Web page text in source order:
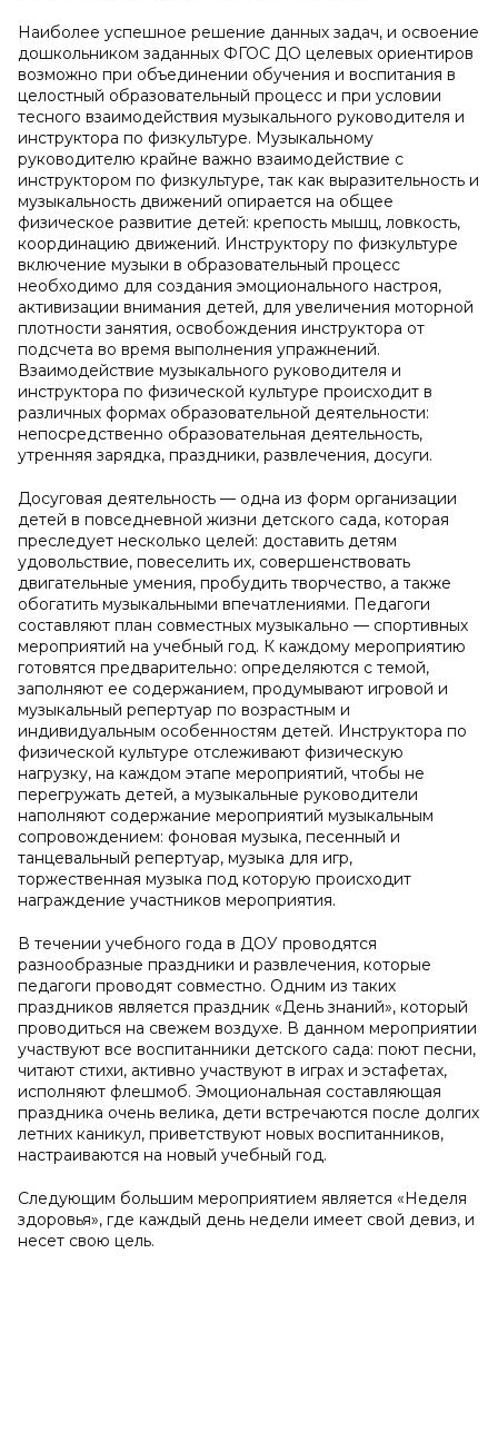
Наиболее успешное решение данных задач, и освоение
дошкольником заданных ФГОС ДО целевых ориентиров
возможно при объединении обучения и воспитания в
целостный образовательный процесс и при условии
тесного взаимодействия музыкального руководителя и
инструктора по физкультуре. Музыкальному
руководителю крайне важно взаимодействие с
инструктором по физкультуре, так как выразительность и
музыкальность движений опирается на общее
физическое развитие детей: крепость мышц, ловкость,
координацию движений. Инструктору по физкультуре
включение музыки в образовательный процесс
необходимо для создания эмоционального настроя,
активизации внимания детей, для увеличения моторной
плотности занятия, освобождения инструктора от
подсчета во время выполнения упражнений.
Взаимодействие музыкального руководителя и
инструктора по физической культуре происходит в
различных формах образовательной деятельности:
непосредственно образовательная деятельность,
утренняя зарядка, праздники, развлечения, досуги.
Досуговая деятельность — одна из форм организации
детей в повседневной жизни детского сада, которая
преследует несколько целей: доставить детям
удовольствие, повеселить их, совершенствовать
двигательные умения, пробудить творчество, а также
обогатить музыкальными впечатлениями. Педагоги
составляют план совместных музыкально — спортивных
мероприятий на учебный год. К каждому мероприятию
готовятся предварительно: определяются с темой,
заполняют ее содержанием, продумывают игровой и
музыкальный репертуар по возрастным и
индивидуальным особенностям детей. Инструктора по
физической культуре отслеживают физическую
нагрузку, на каждом этапе мероприятий, чтобы не
перегружать детей, а музыкальные руководители
наполняют содержание мероприятий музыкальным
сопровождением: фоновая музыка, песенный и
танцевальный репертуар, музыка для игр,
торжественная музыка под которую происходит
награждение участников мероприятия.
В течении учебного года в ДОУ проводятся
разнообразные праздники и развлечения, которые
педагоги проводят совместно. Одним из таких
праздников является праздник «День знаний», который
проводиться на свежем воздухе. В данном мероприятии
участвуют все воспитанники детского сада: поют песни,
читают стихи, активно участвуют в играх и эстафетах,
исполняют флешмоб. Эмоциональная составляющая
праздника очень велика, дети встречаются после долгих
летних каникул, приветствуют новых воспитанников,
настраиваются на новый учебный год.
Следующим большим мероприятием является «Неделя
здоровья», где каждый день недели имеет свой девиз, и
несет свою цель.